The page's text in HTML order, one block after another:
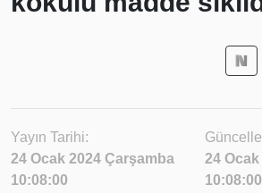
Yayın Tarihi:
24 Ocak 2024 Çarşamba
10:08:00
24
10:08:00